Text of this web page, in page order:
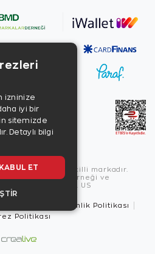
Zen Diamond tescilli markadır.
Markalar Derneği ve
Programı üyesidir. US
Güvenlik Politikası
Politikası
izninize
iyi bir
sitemizde
Detaylı bilgi
ET